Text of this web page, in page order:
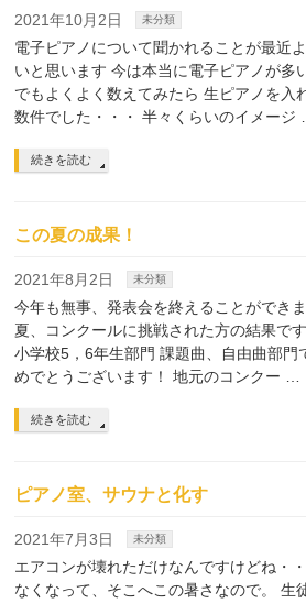
2021年10月2日 未分類
電子ピアノについて聞かれることが最近
いと思います 今は本当に電子ピアノが多
でもよくよく数えてみたら 生ピアノを入
数件でした・・・ 半々くらいのイメージ
続きを読む
この夏の成果！
2021年8月2日 未分類
今年も無事、発表会を終えることができ
夏、コンクールに挑戦された方の結果で
小学校5，6年生部門 課題曲、自由曲部門
めでとうございます！ 地元のコンクー …
続きを読む
ピアノ室、サウナと化す
2021年7月3日 未分類
エアコンが壊れただけなんですけどね・
なくなって、そこへこの暑さなので。 生